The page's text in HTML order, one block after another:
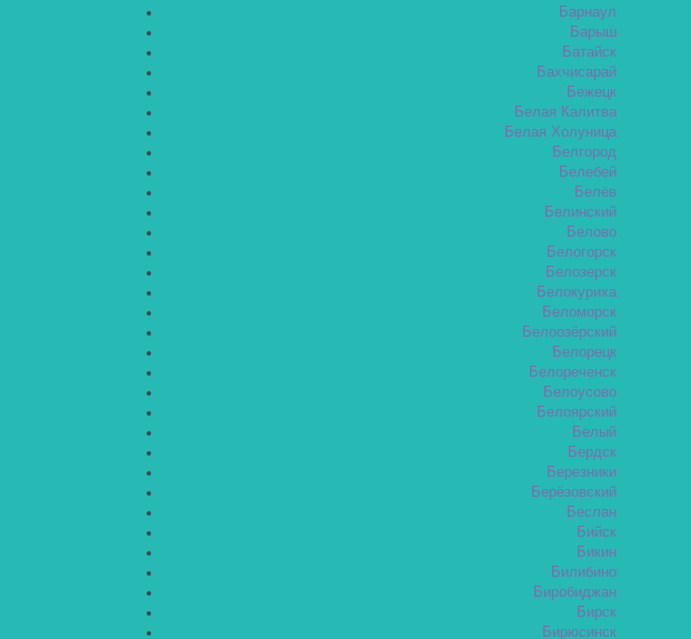
Барнаул
Барыш
Батайск
Бахчисарай
Бежецк
Белая Калитва
Белая Холуница
Белгород
Белебей
Белёв
Белинский
Белово
Белогорск
Белозерск
Белокуриха
Беломорск
Белоозёрский
Белорецк
Белореченск
Белоусово
Белоярский
Белый
Бердск
Березники
Берёзовский
Беслан
Бийск
Бикин
Билибино
Биробиджан
Бирск
Бирюсинск